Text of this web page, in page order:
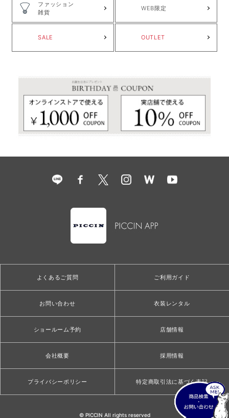
ファッション
雑貨
WEB限定
SALE OUTLET
よくあるご質問 ご利用ガイド
お問い合わせ 衣装レンタル
ショールーム予約 店舗情報
会社概要 採用情報
プライバシーポリシー 特定商取引法に基づく表記
© PICCIN All rights reserved